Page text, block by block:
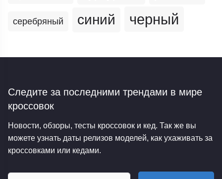
серебряный синий черный
Следите за последними трендами в мире
кроссовок
Новости, обзоры, тесты кроссовок и кед. Так же вы
можете узнать даты релизов моделей, как ухаживать за
кроссовками или кедами.